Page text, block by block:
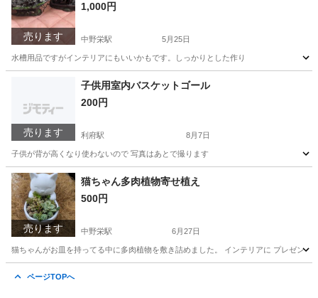
売ります
1,000円
中野栄駅 5月25日
水槽用品ですがインテリアにもいいかもです。しっかりとした作り
中野栄駅 インテリア雑貨/小物
売ります
子供用室内バスケットゴール
200円
利府駅 8月7日
子供が背が高くなり使わないので 写真はあとで撮ります
宮城 塩竈市 利府駅 その他 バスケット
売ります
猫ちゃん多肉植物寄せ植え
500円
中野栄駅 6月27日
猫ちゃんがお皿を持ってる中に多肉植物を敷き詰めました。 インテリアに プレゼント
ページTOPへ